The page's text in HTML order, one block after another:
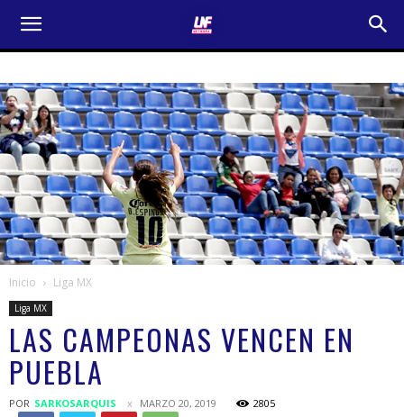
Inicio Liga MX
Liga MX
LAS CAMPEONAS VENCEN EN
PUEBLA
POR SARKOSARQUIS MARZO 20, 2019 2805